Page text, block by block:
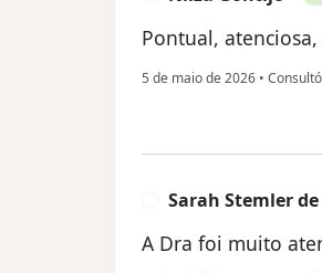
Pontual,
5 de maio de 2026 •
Sarah Stemler
A Dra foi muito